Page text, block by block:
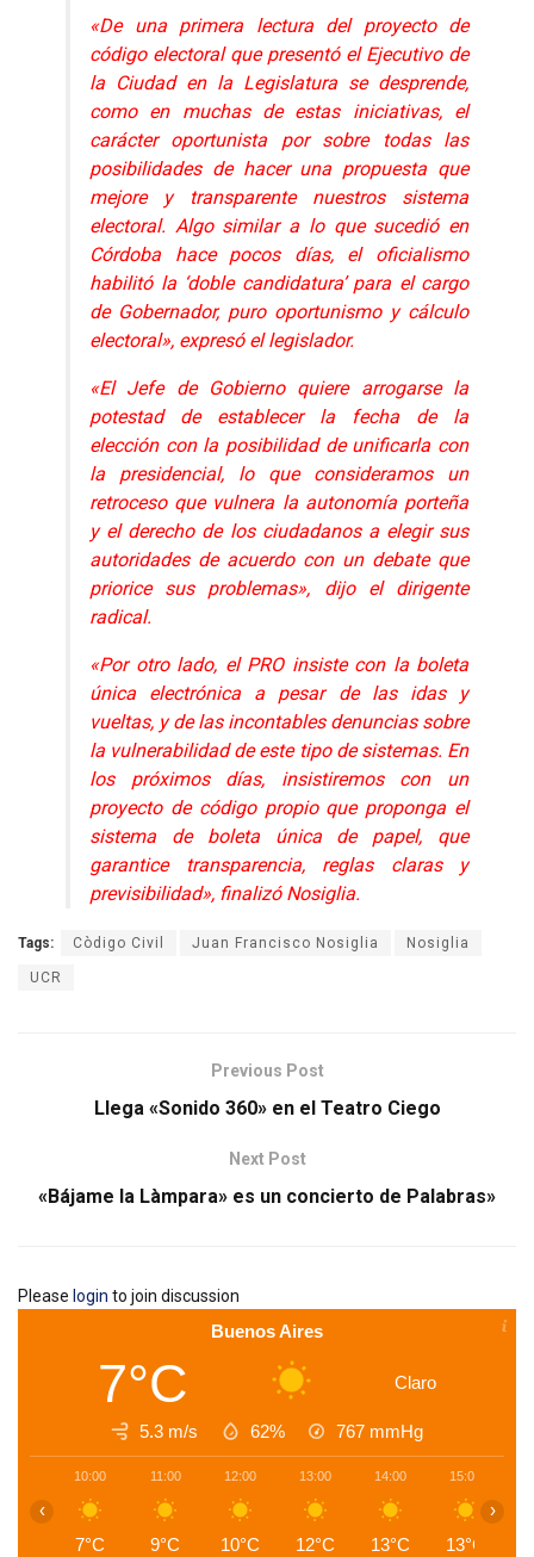
«De una primera lectura del proyecto de
código electoral que presentó el Ejecutivo de
la Ciudad en la Legislatura se desprende,
como en muchas de estas iniciativas, el
carácter oportunista por sobre todas las
posibilidades de hacer una propuesta que
mejore y transparente nuestros sistema
electoral. Algo similar a lo que sucedió en
Córdoba hace pocos días, el oficialismo
habilitó la ‘doble candidatura’ para el cargo
de Gobernador, puro oportunismo y cálculo
electoral», expresó el legislador.
«El Jefe de Gobierno quiere arrogarse la
potestad de establecer la fecha de la
elección con la posibilidad de unificarla con
la presidencial, lo que consideramos un
retroceso que vulnera la autonomía porteña
y el derecho de los ciudadanos a elegir sus
autoridades de acuerdo con un debate que
priorice sus problemas», dijo el dirigente
radical.
«Por otro lado, el PRO insiste con la boleta
única electrónica a pesar de las idas y
vueltas, y de las incontables denuncias sobre
la vulnerabilidad de este tipo de sistemas. En
los próximos días, insistiremos con un
proyecto de código propio que proponga el
sistema de boleta única de papel, que
garantice transparencia, reglas claras y
previsibilidad», finalizó Nosiglia.
Tags: Còdigo Civil Juan Francisco Nosiglia Nosiglia
UCR
Previous Post
Llega «Sonido 360» en el Teatro Ciego
Next Post
«Bájame la Làmpara» es un concierto de Palabras»
Please login to join discussion
Buenos Aires
7°C Claro
5.3 m/s 62% 767 mmHg
10:00
7°C
11:00
9°C
12:00
10°C
13:00
12°C
14:00
13°C
15:00
13°C
‹ ›